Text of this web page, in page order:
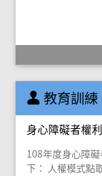
教育訓練
身心障礙者權
108年度身心障
下： 人權模式點